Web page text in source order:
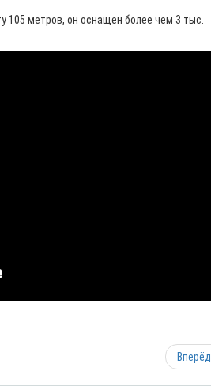
105 метров, он оснащен более чем 3 тыс.
Вперёд